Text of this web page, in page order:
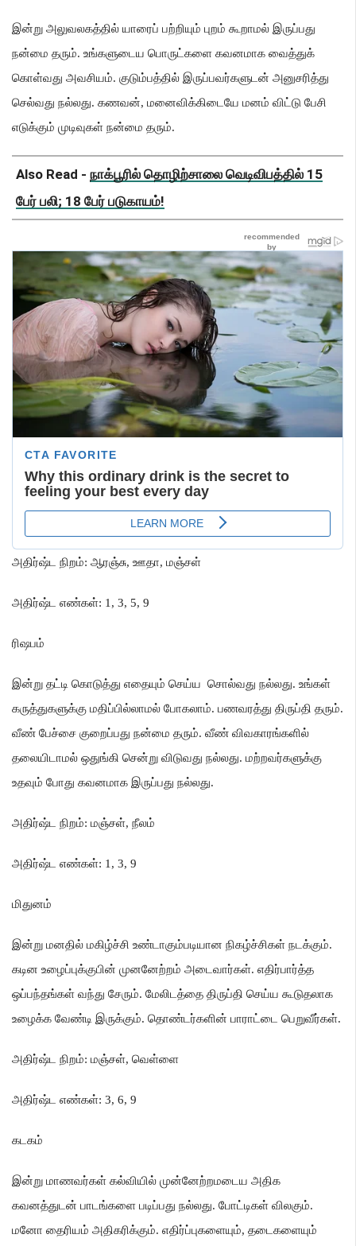
இன்று அலுவலகத்தில் யாரைப் பற்றியும் புறம் கூறாமல் இருப்பது
நன்மை தரும். உங்களுடைய பொருட்களை கவனமாக வைத்துக்
கொள்வது அவசியம். குடும்பத்தில் இருப்பவர்களுடன் அனுசரித்து
செல்வது நல்லது. கணவன், மனைவிக்கிடையே மனம் விட்டு பேசி
எடுக்கும் முடிவுகள் நன்மை தரும்.
Also Read - நாக்பூரில் தொழிற்சாலை வெடிவிபத்தில் 15
பேர் பலி; 18 பேர் படுகாயம்!
அதிர்ஷ்ட நிறம்: ஆரஞ்சு, ஊதா, மஞ்சள்
அதிர்ஷ்ட எண்கள்: 1, 3, 5, 9
ரிஷபம்
இன்று தட்டி கொடுத்து எதையும் செய்ய சொல்வது நல்லது. உங்கள்
கருத்துகளுக்கு மதிப்பில்லாமல் போகலாம். பணவரத்து திருப்தி தரும்.
வீண் பேச்சை குறைப்பது நன்மை தரும். வீண் விவகாரங்களில்
தலையிடாமல் ஒதுங்கி சென்று விடுவது நல்லது. மற்றவர்களுக்கு
உதவும் போது கவனமாக இருப்பது நல்லது.
அதிர்ஷ்ட நிறம்: மஞ்சள், நீலம்
அதிர்ஷ்ட எண்கள்: 1, 3, 9
மிதுனம்
இன்று மனதில் மகிழ்ச்சி உண்டாகும்படியான நிகழ்ச்சிகள் நடக்கும்.
கடின உழைப்புக்குபின் முனனேற்றம் அடைவார்கள். எதிர்பார்த்த
ஒப்பந்தங்கள் வந்து சேரும். மேலிடத்தை திருப்தி செய்ய கூடுதலாக
உழைக்க வேண்டி இருக்கும். தொண்டர்களின் பாராட்டை பெறுவீர்கள்.
அதிர்ஷ்ட நிறம்: மஞ்சள், வெள்ளை
அதிர்ஷ்ட எண்கள்: 3, 6, 9
கடகம்
இன்று மாணவர்கள் கல்வியில் முன்னேற்றமடைய அதிக
கவனத்துடன் பாடங்களை படிப்பது நல்லது. போட்டிகள் விலகும்.
மனோ தைரியம் அதிகரிக்கும். எதிர்ப்புகளையும், தடைகளையும்